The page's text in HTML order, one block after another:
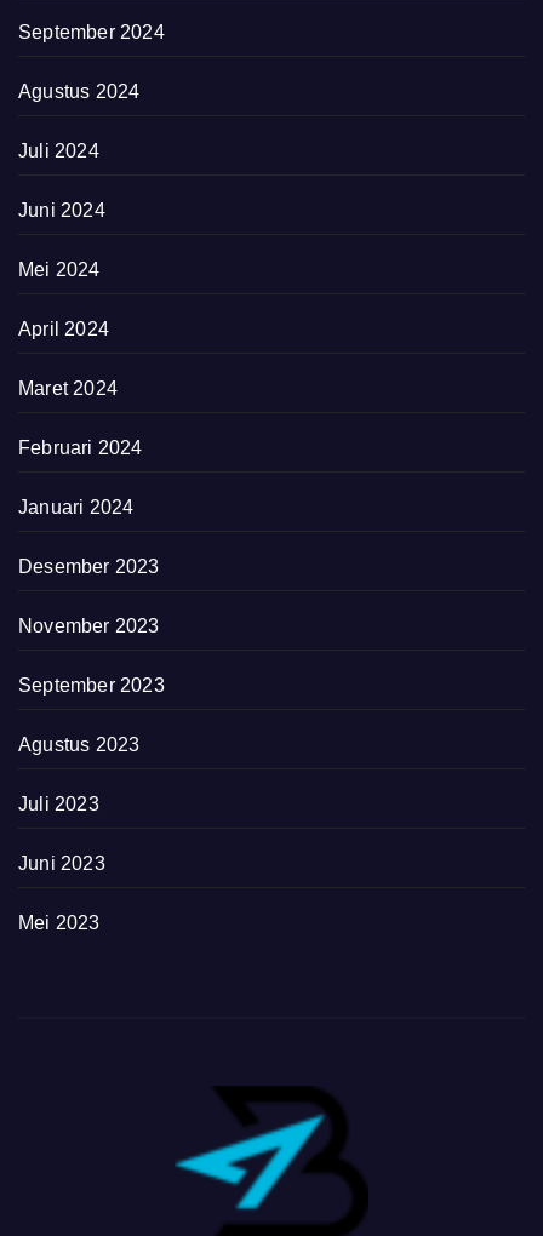
September 2024
Agustus 2024
Juli 2024
Juni 2024
Mei 2024
April 2024
Maret 2024
Februari 2024
Januari 2024
Desember 2023
November 2023
September 2023
Agustus 2023
Juli 2023
Juni 2023
Mei 2023